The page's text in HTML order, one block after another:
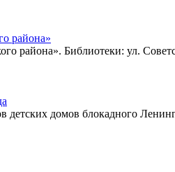
района»
Библиотеки: ул.
детских домов блокадного